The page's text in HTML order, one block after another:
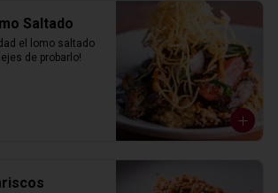
Saltado
el lomo saltado
de probarlo!